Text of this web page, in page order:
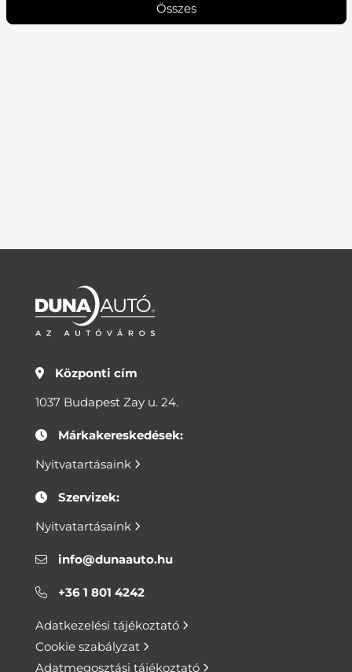
Összes
Központi cím
1037 Budapest Zay u. 24.
Márkakereskedések:
Nyitvatartásaink
Szervizek:
Nyitvatartásaink
info@dunaauto.hu
+36 1 801 4242
Adatkezelési tájékoztató
Cookie szabályzat
Adatmegosztási tájékoztató